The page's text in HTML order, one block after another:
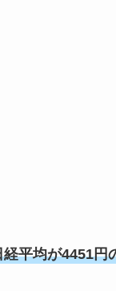
平均が4451円